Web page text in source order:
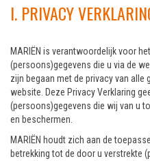
I. PRIVACY
MARIËN is verantwoordelijk voor
(persoons)gegevens die u via de
zijn begaan met de privacy van alle
website. Deze Privacy Verklaring
(persoons)gegevens die wij van u
en beschermen.
MARIËN houdt zich aan de
betrekking tot de door u verstrekte